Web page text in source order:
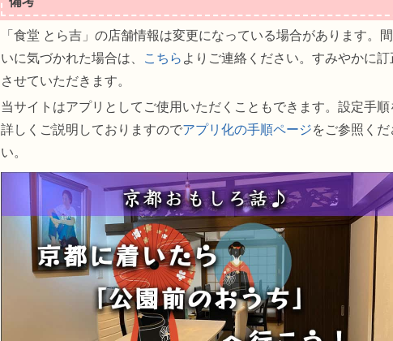
「食堂 とら吉」の店舗情報は変更になっている場合があります。
いに気づかれた場合は、
こちら よりご連絡ください。すみやかに訂
させていただきます。
当サイトはアプリとしてご使用いただくこともできます。設定手順
詳しくご説明しておりますのでアプリ化の手順ページをご参照くだ
い。